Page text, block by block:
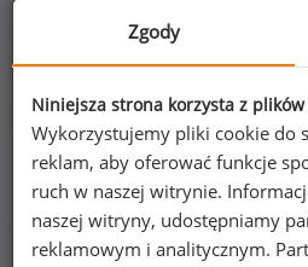
Jak uzyskać
Zgody
Niniejsza strona korzysta z plików
Wykorzystujemy pliki cookie do
reklam, aby oferować funkcje
ruch w naszej witrynie.
naszej witryny, udostępniamy
reklamowym i analitycznym.